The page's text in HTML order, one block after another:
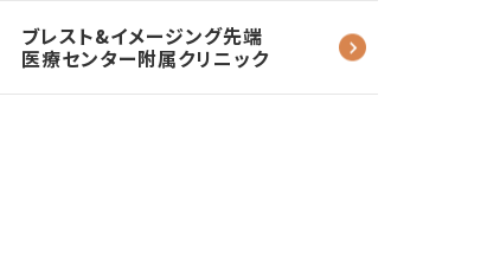
ブレスト&イメージング先端
医療センター附属クリニック